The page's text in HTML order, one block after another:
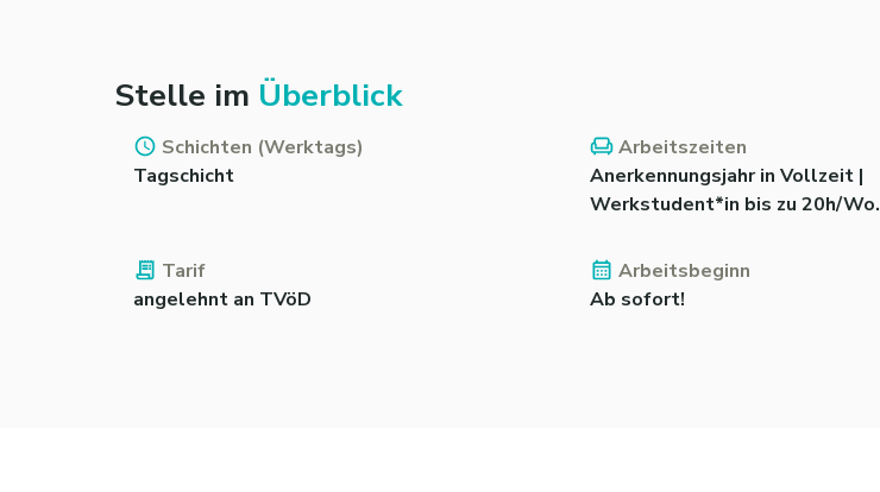
Stelle im Überblick
Schichten (Werktags)
Tagschicht
Arbeitszeiten
Anerkennungsjahr in Vollzeit |
Werkstudent*in bis zu 20h/Wo.
Tarif
angelehnt an TVöD
Arbeitsbeginn
Ab sofort!